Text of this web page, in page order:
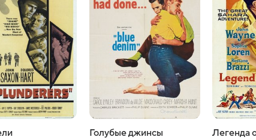
Голубые джинсы Легенда